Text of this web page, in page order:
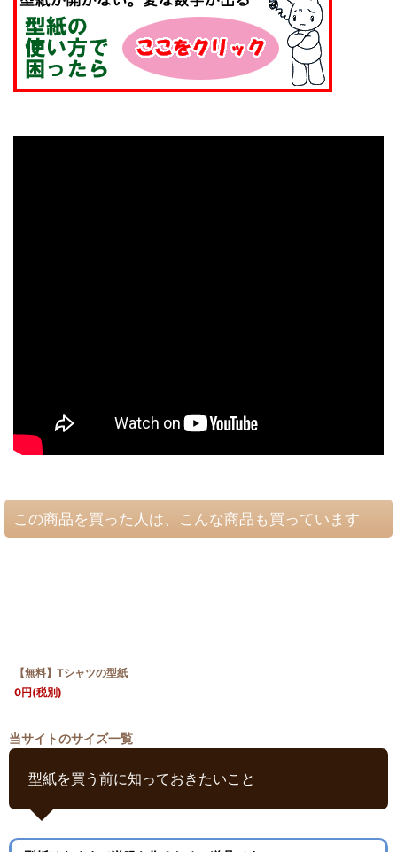
この商品を買った人は、こんな商品も買っています
【無料】Tシャツの型紙
0円(税別)
当サイトのサイズ一覧
型紙を買う前に知っておきたいこと